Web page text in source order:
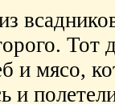
Тот
и мясо,
и